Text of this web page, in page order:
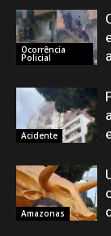
Ocorrência
Policial
Acidente
Amazonas